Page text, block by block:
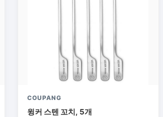
COUPANG
윙커 스텐 꼬치, 5개